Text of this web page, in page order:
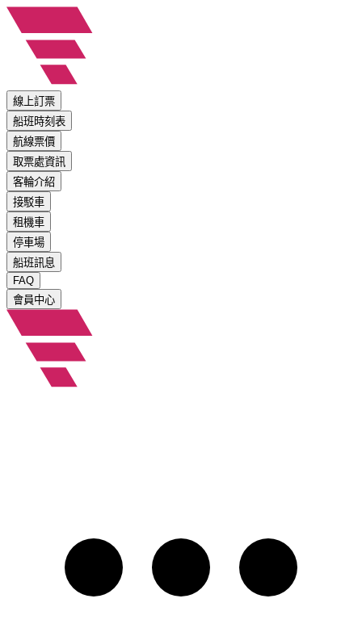
線上訂票
船班時刻表
航線票價
取票處資訊
客輪介紹
接駁車
租機車
停車場
船班訊息
FAQ
會員中心